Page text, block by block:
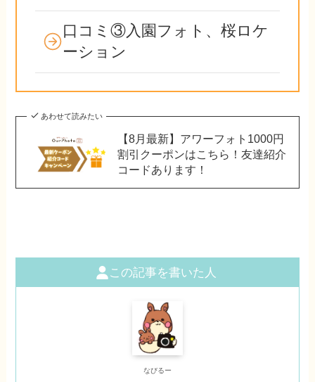
口コミ③入園フォト、桜ロケ
ーション
あわせて読みたい
【8月最新】アワーフォト1000円
割引クーポンはこちら！友達紹介
コードあります！
この記事を書いた人
なびるー